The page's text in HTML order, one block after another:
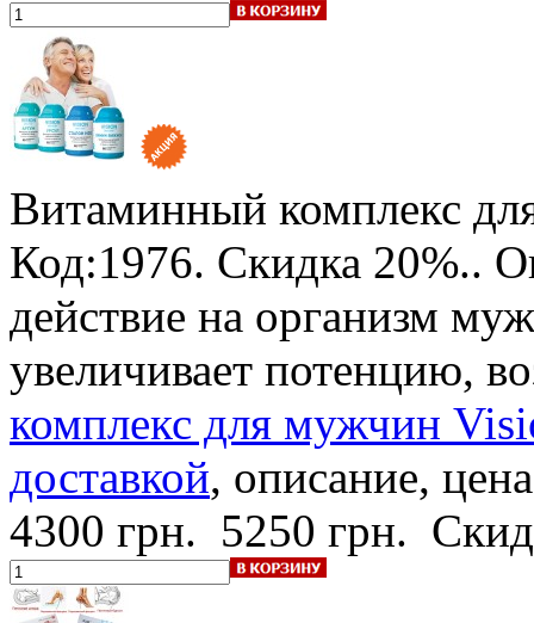
Витаминный комплекс
Код:1976. Скидка 20%..
действие на организм
увеличивает потенцию,
комплекс для мужчин
доставкой, описание,
4300 грн. 5250 грн.